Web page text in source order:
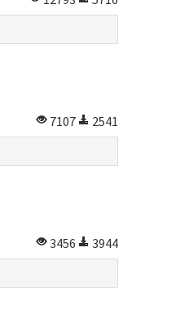
7107
2541
3456
3944